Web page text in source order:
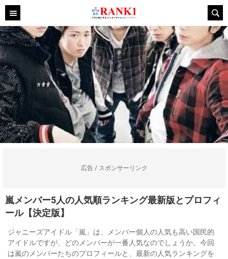
広告 / スポンサーリンク
嵐メンバー5人の人気順ランキング最新版とプロフィ
ール【決定版】
ジャニーズアイドル「嵐」は、メンバー個人の人気も高い国民的
アイドルですが、どのメンバーが一番人気なのでしょうか。今回
は嵐のメンバーたちのプロフィールと、最新の人気ランキングを